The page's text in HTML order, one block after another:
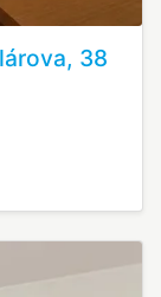
38